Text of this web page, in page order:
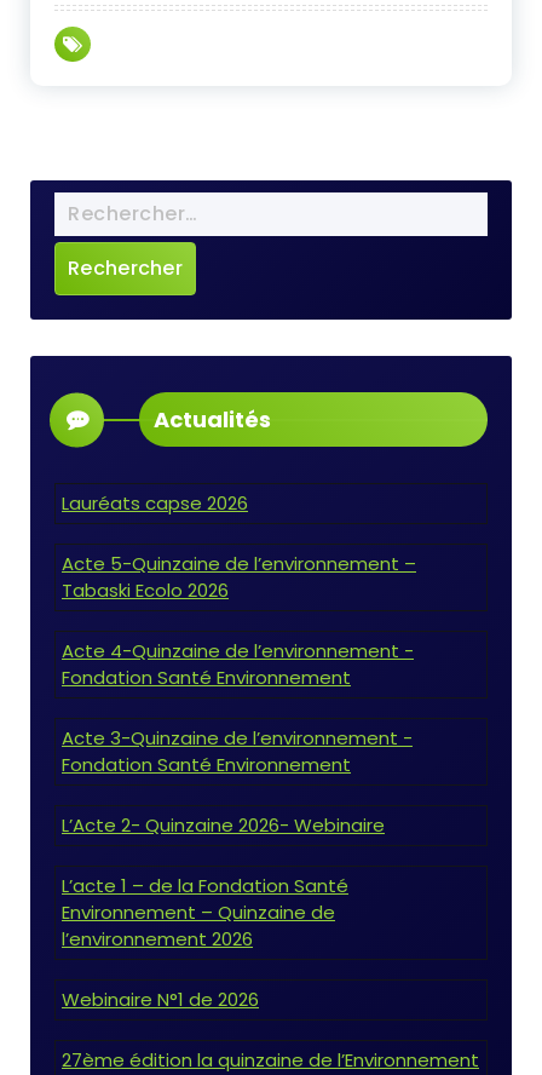
Actualités
Lauréats capse 2026
Acte 5-Quinzaine de l’environnement –
Tabaski Ecolo 2026
Acte 4-Quinzaine de l’environnement -
Fondation Santé Environnement
Acte 3-Quinzaine de l’environnement -
Fondation Santé Environnement
L’Acte 2- Quinzaine 2026- Webinaire
L’acte 1 – de la Fondation Santé
Environnement – Quinzaine de
l’environnement 2026
Webinaire N°1 de 2026
27ème édition la quinzaine de l’Environnement